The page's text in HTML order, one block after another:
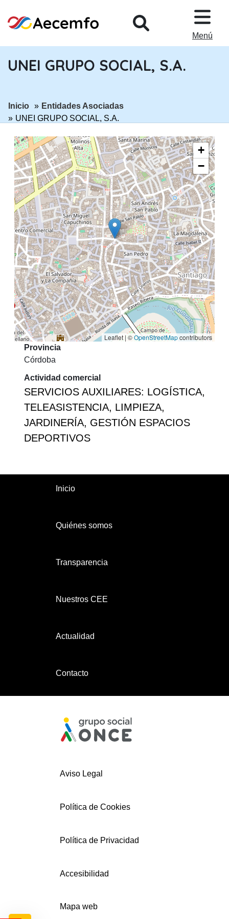
Menú
UNEI GRUPO SOCIAL, S.A.
ir a página:
Inicio ir a página:
Entidades Asociadas
UNEI GRUPO SOCIAL, S.A.
+
−
Leaflet | ©OpenStreetMapcontributors
Provincia
Córdoba
Actividad comercial
SERVICIOS AUXILIARES: LOGÍSTICA,
TELEASISTENCIA, LIMPIEZA,
JARDINERÍA, GESTIÓN ESPACIOS
DEPORTIVOS
Inicio
Quiénes somos
Transparencia
Nuestros CEE
Actualidad
Contacto
Aviso Legal
Política de Cookies
Política de Privacidad
Accesibilidad
Mapa web